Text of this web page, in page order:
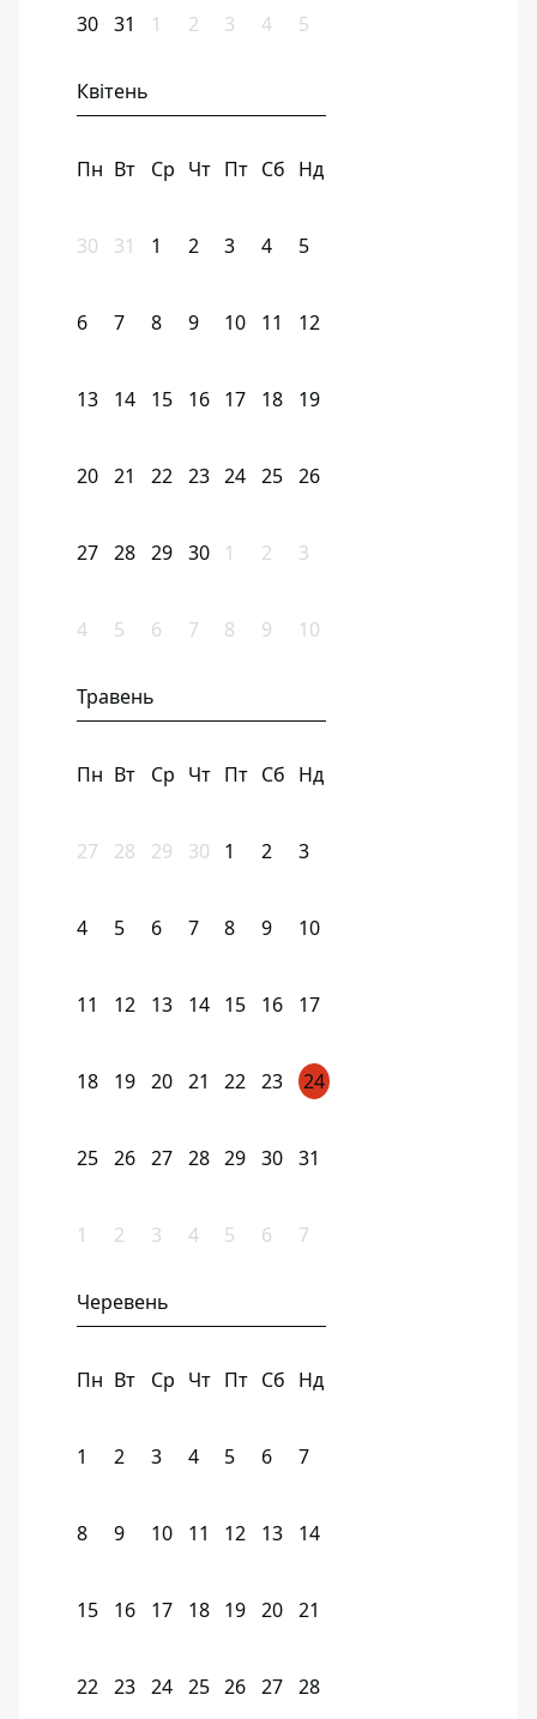
30 31 1 2 3 4 5
Квітень
Пн Вт Ср Чт Пт Сб Нд
30 31 1 2 3 4 5
6 7 8 9 10 11 12
13 14 15 16 17 18 19
20 21 22 23 24 25 26
27 28 29 30 1 2 3
4 5 6 7 8 9 10
Травень
Пн Вт Ср Чт Пт Сб Нд
27 28 29 30 1 2 3
4 5 6 7 8 9 10
11 12 13 14 15 16 17
18 19 20 21 22 23 24
25 26 27 28 29 30 31
1 2 3 4 5 6 7
Черевень
Пн Вт Ср Чт Пт Сб Нд
1 2 3 4 5 6 7
8 9 10 11 12 13 14
15 16 17 18 19 20 21
22 23 24 25 26 27 28